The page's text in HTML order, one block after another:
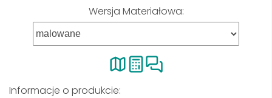
Wersja Materiałowa:
Informacje o produkcie: